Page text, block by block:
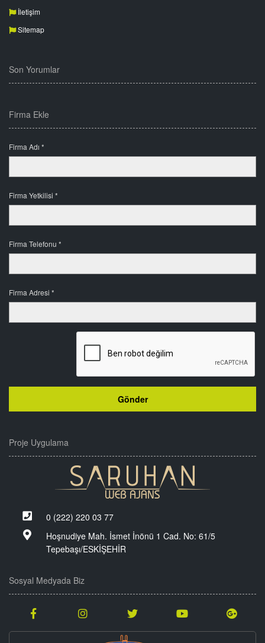
İletişim
Sitemap
Son Yorumlar
Firma Ekle
Firma Adı *
Firma Yetkilisi *
Firma Telefonu *
Firma Adresi *
Proje Uygulama
0 (222) 220 03 77
Hoşnudiye Mah. İsmet İnönü 1 Cad. No: 61/5
Tepebaşı/ESKİŞEHİR
Sosyal Medyada Biz